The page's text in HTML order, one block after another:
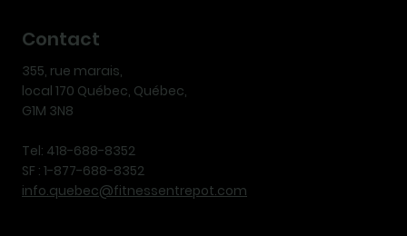
Contact
355, rue marais,
local 170 Québec, Québec,
G1M 3N8
Tel: 418-688-8352
SF : 1-877-688-8352
info.quebec@fitnessentrepot.com